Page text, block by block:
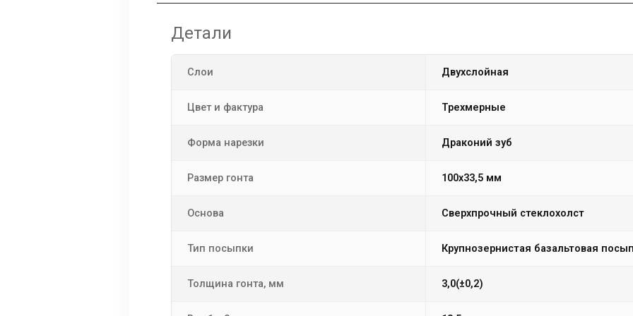
Детали
Слои двухслойная
Цвет и фактура Трехмерные
Форма нарезки драконий зуб
Размер гонта 100х33,5 мм
Основа сверхпрочный стеклохолст
Тип посыпки крупнозернистая базальтовая
Толщина гонта, мм 3,0(±0,2)